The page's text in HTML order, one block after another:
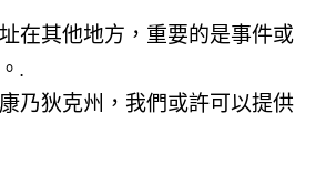
在其他地方，重要的是事件或
.
乃狄克州，我們或許可以提供